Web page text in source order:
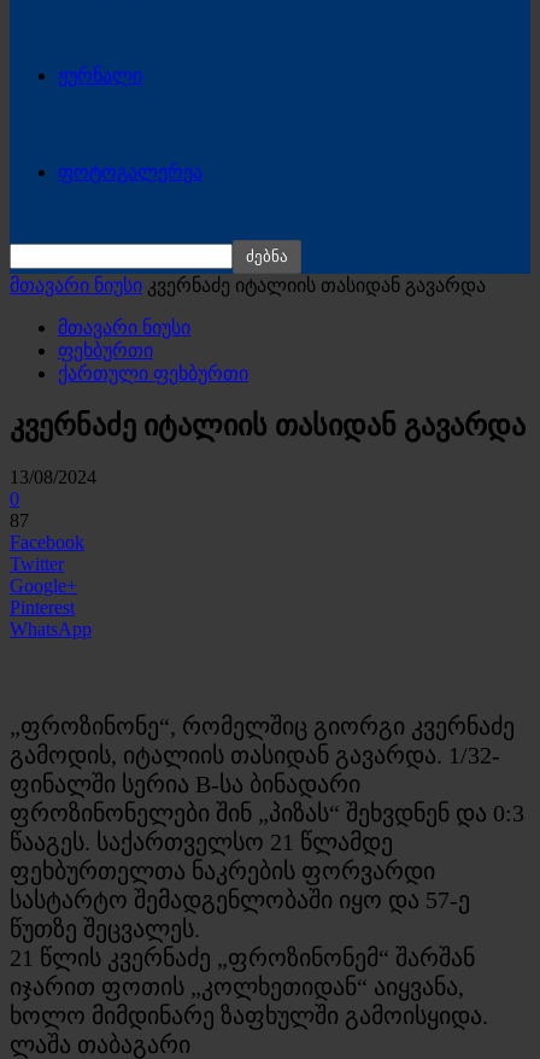
ჟურნალი
ფოტოგალერეა
მთავარი ნიუსი კვერნაძე იტალიის თასიდან გავარდა
მთავარი ნიუსი
ფეხბურთი
ქართული ფეხბურთი
კვერნაძე იტალიის თასიდან გავარდა
13/08/2024
0
87
Facebook
Twitter
Google+
Pinterest
WhatsApp
„ფროზინონე“, რომელშიც გიორგი კვერნაძე
გამოდის, იტალიის თასიდან გავარდა. 1/32-
ფინალში სერია B-სა ბინადარი
ფროზინონელები შინ „პიზას“ შეხვდნენ და 0:3
წააგეს. საქართველსო 21 წლამდე
ფეხბურთელთა ნაკრების ფორვარდი
სასტარტო შემადგენლობაში იყო და 57-ე
წუთზე შეცვალეს.
21 წლის კვერნაძე „ფროზინონემ“ შარშან
იჯარით ფოთის „კოლხეთიდან“ აიყვანა,
ხოლო მიმდინარე ზაფხულში გამოისყიდა.
ლაშა თაბაგარი